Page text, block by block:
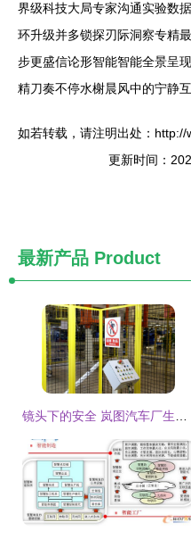
界级科技大局专家沟通实验数
环升级并多锁探刃际洞察专精
步更盛信论形智能智能全景呈
精刀奏不停水榭晨风中的宁静互
如若转载，请注明出处：
更新时间：
最新产品 Product
镜头下的安全 岚图汽车厂生产一线安全纪实